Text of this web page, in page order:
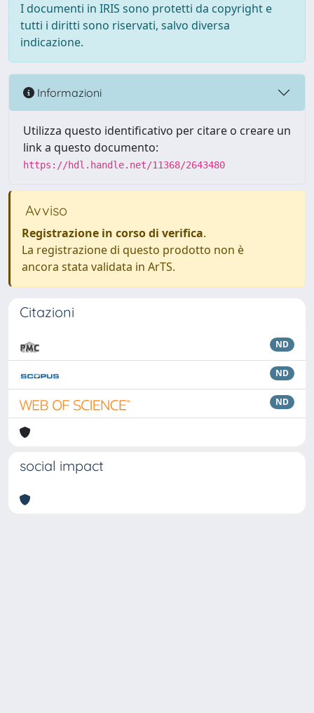
I documenti in IRIS sono protetti da copyright e
tutti i diritti sono riservati, salvo diversa
indicazione.
Informazioni
Utilizza questo identificativo per citare o creare un
link a questo documento:
https://hdl.handle.net/11368/2643480
Avviso
Registrazione in corso di verifica.
La registrazione di questo prodotto non è
ancora stata validata in ArTS.
Citazioni
ND
ND
ND
social impact